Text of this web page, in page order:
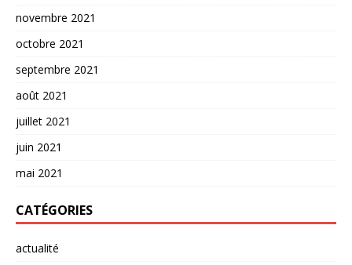
novembre 2021
octobre 2021
septembre 2021
août 2021
juillet 2021
juin 2021
mai 2021
CATÉGORIES
actualité